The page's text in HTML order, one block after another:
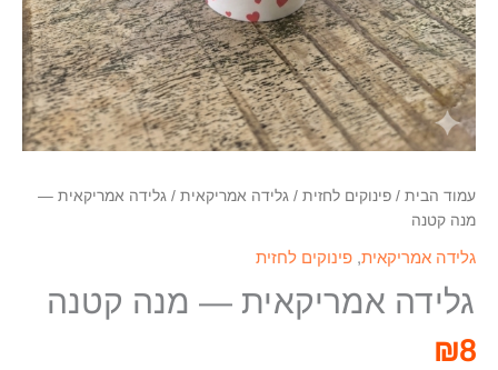
עמוד הבית / פינוקים לחזית / גלידה אמריקאית / גלידה אמריקאית —
מנה קטנה
גלידה אמריקאית, פינוקים לחזית
גלידה אמריקאית — מנה קטנה
₪8